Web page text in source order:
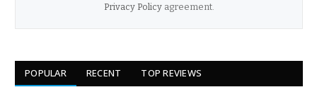
Privacy Policyagreement.
POPULAR RECENT TOP REVIEWS